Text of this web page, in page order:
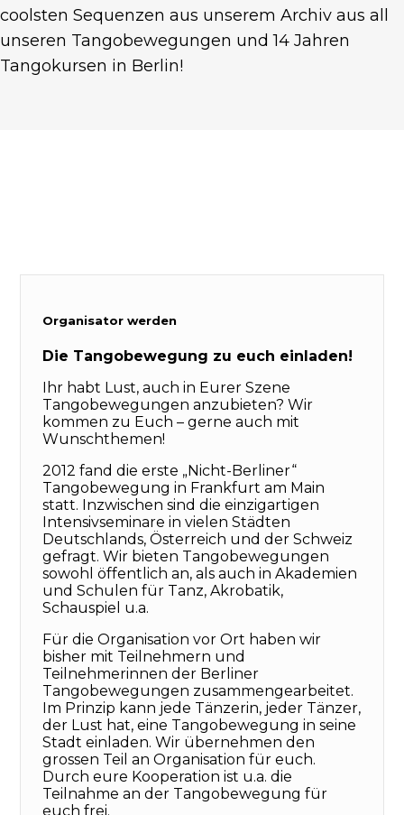
coolsten Sequenzen aus unserem Archiv aus all
unseren Tangobewegungen und 14 Jahren
Tangokursen in Berlin!
Organisator werden
Die Tangobewegung zu euch einladen!
Ihr habt Lust, auch in Eurer Szene
Tangobewegungen anzubieten? Wir
kommen zu Euch – gerne auch mit
Wunschthemen!
2012 fand die erste „Nicht-Berliner“
Tangobewegung in Frankfurt am Main
statt. Inzwischen sind die einzigartigen
Intensivseminare in vielen Städten
Deutschlands, Österreich und der Schweiz
gefragt. Wir bieten Tangobewegungen
sowohl öffentlich an, als auch in Akademien
und Schulen für Tanz, Akrobatik,
Schauspiel u.a.
Für die Organisation vor Ort haben wir
bisher mit Teilnehmern und
Teilnehmerinnen der Berliner
Tangobewegungen zusammengearbeitet.
Im Prinzip kann jede Tänzerin, jeder Tänzer,
der Lust hat, eine Tangobewegung in seine
Stadt einladen. Wir übernehmen den
grossen Teil an Organisation für euch.
Durch eure Kooperation ist u.a. die
Teilnahme an der Tangobewegung für
euch frei.